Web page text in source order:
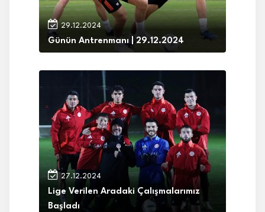
29.12.2024
Günün Antrenmanı | 29.12.2024
27.12.2024
Lige Verilen Aradaki Çalışmalarımız
Başladı